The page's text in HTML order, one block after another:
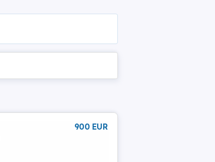
900 EUR